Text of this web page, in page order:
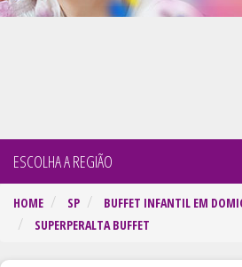
ESCOLHA A REGIÃO
HOME SP BUFFET INFANTIL EM
SUPERPERALTA BUFFET